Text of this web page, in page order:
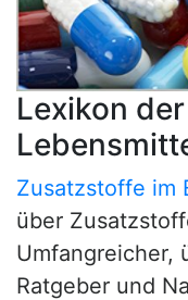
Lexikon der
Zusatzstoffe im
über
Umfangreicher,
Ratgeber und